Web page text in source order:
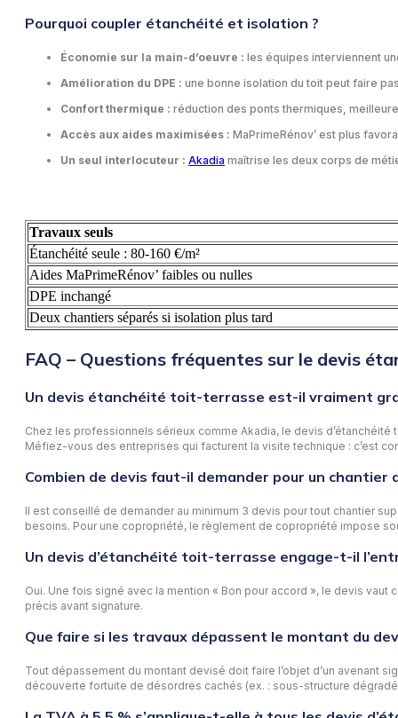
Pourquoi coupler étanchéité et isolation ?
Économie sur la main-d’oeuvre : les équipes interviennent
Amélioration du DPE : une bonne isolation du toit peut faire
Confort thermique : réduction des ponts thermiques,
Accès aux aides maximisées : MaPrimeRénov’ est plus
Un seul interlocuteur : Akadia maîtrise les deux corps de
Travaux seuls
Étanchéité seule : 80-160 €/m²
Aides MaPrimeRénov’ faibles ou nulles
DPE inchangé
Deux chantiers séparés si isolation plus tard
FAQ – Questions fréquentes sur le devis
Un devis étanchéité toit-terrasse est-il vraiment
Chez les professionnels sérieux comme Akadia, le devis
Méfiez-vous des entreprises qui facturent la visite technique : c’est
Combien de devis faut-il demander pour un chantier
Il est conseillé de demander au minimum 3 devis pour tout chantier
besoins. Pour une copropriété, le règlement de copropriété impose
Un devis d’étanchéité toit-terrasse engage-t-il
Oui. Une fois signé avec la mention « Bon pour accord », le devis
précis avant signature.
Que faire si les travaux dépassent le montant du
Tout dépassement du montant devisé doit faire l’objet d’un avenant
découverte fortuite de désordres cachés (ex. : sous-structure